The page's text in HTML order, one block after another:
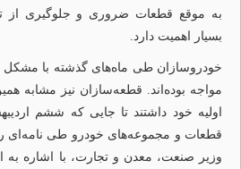
به موقع قطعات ضروری و جلوگیری از
بسیار اهمیت دارد.
خودروسازان طی ماه‌های گذشته با مشکل
مواجه بوده‌اند. قطعه‌سازان نیز مشابه
اولیه خود داشتند تا جایی که ششم
قطعات و مجموعه‌های خودرو طی نامه‌‌‌ای
وزیر صنعت، معدن و تجارت، با اشاره